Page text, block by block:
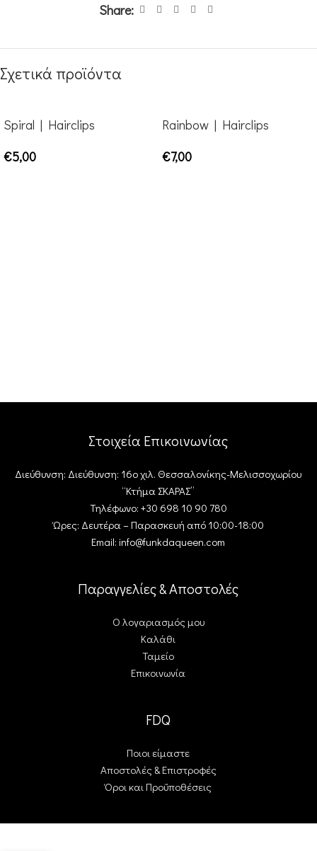
Share:
Σχετικά προϊόντα
Spiral | Hairclips
€5,00
Rainbow | Hairclips
€7,00
Στοιχεία Επικοινωνίας
Διεύθυνση: Διεύθυνση: 16ο χιλ. Θεσσαλονίκης-Μελισσοχωρίου
“Κτήμα ΣΚΑΡΑΣ”
Τηλέφωνο: +30 698 10 90 780
Ώρες: Δευτέρα – Παρασκευή από 10:00-18:00
Email: info@funkdaqueen.com
Παραγγελίες & Αποστολές
Ο λογαριασμός μου
Καλάθι
Ταμείο
Επικοινωνία
FDQ
Ποιοι είμαστε
Αποστολές & Επιστροφές
Όροι και Προϋποθέσεις